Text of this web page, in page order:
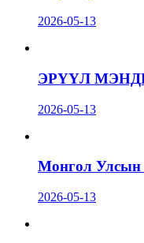
2026-05-13
ЭРҮҮЛ
2026-05-13
Монгол Улсын
2026-05-13